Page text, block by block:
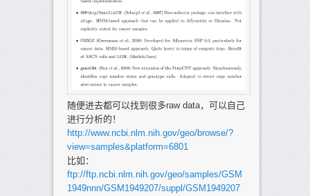
随便进去都可以找到很多raw data，可以自己
进行分析的！
http://www.ncbi.nlm.nih.gov/geo/browse/?
view=samples&platform=6801
比如：
ftp://ftp.ncbi.nlm.nih.gov/geo/samples/GSM
1949nnn/GSM1949207/suppl/GSM1949207